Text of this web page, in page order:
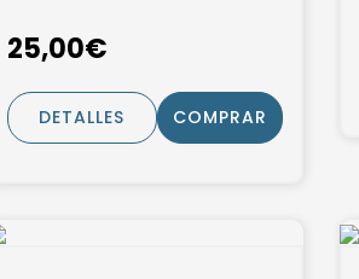
25,00€
DETALLES COMPRAR